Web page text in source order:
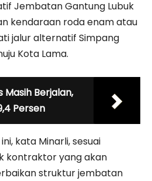
Jembatan Gantung Lubuk
kendaraan roda enam atau
jalur alternatif Simpang
Kota Lama.
Masih Berjalan,
Persen
kata Minarli, sesuai
kontraktor yang akan
struktur jembatan